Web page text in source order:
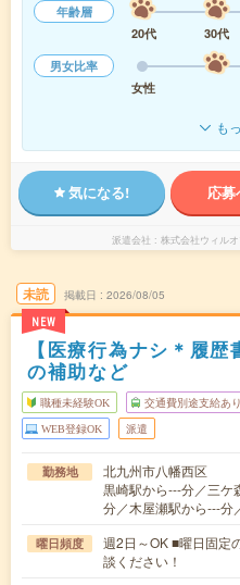
年齢層
20代
30代
男女比率
女性
も
気になる! 応
派遣会社 株式会社ウィル
未読
NEW
掲載日 2026/08/05
【医療行為ナシ＊履
の補助など
職種未経験OK 交通費別途支給あり
WEB登録OK 派遣
勤務地
北九州市八幡西区
黒崎駅から---分／三ケ
分／木屋瀬駅から---分
曜日頻度
週2日～OK ■曜日固定
談ください！